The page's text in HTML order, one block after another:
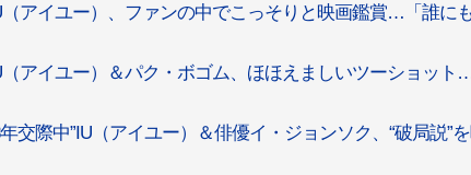
（アイユー）、ファンの中でこっそりと映画鑑賞…「誰に
（アイユー）＆パク・ボゴム、ほほえましいツーショット
年交際中”IU（アイユー）＆俳優イ・ジョンソク、“破局説”